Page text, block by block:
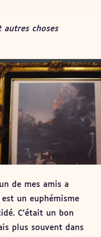
autres choses
de mes amis a
un euphémisme
C’était un bon
plus souvent dans